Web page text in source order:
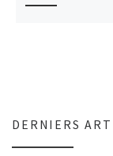
DERNIERS